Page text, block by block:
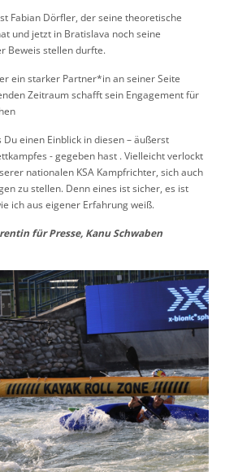
Fabian Dörfler, der seine theoretische
und jetzt in Bratislava noch seine
Beweis stellen durfte.
ein starker Partner*in an seiner Seite
Zeitraum schafft sein Engagement für
Du einen Einblick in diesen – äußerst
- gegeben hast . Vielleicht verlockt
nationalen KSA Kampfrichter, sich auch
zu stellen. Denn eines ist sicher, es ist
ich aus eigener Erfahrung weiß.
für Presse, Kanu Schwaben